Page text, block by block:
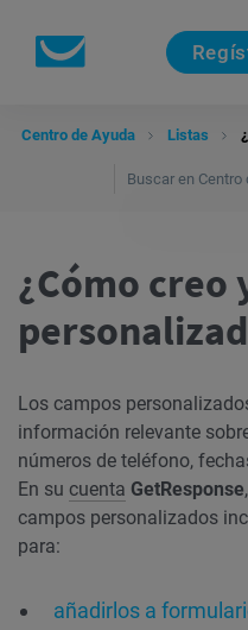
Centro de Ayuda Listas
¿Cómo creo
Los campos
información relevante
números de teléfono,
En su cuenta GetResponse
campos personalizados
para:
añadirlos a